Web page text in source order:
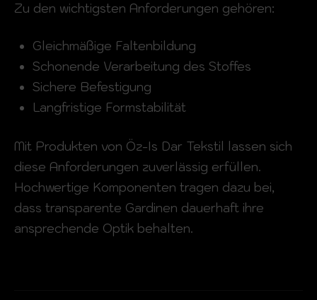
Zu den wichtigsten Anforderungen gehören:
Gleichmäßige Faltenbildung
Schonende Verarbeitung des Stoffes
Sichere Befestigung
Langfristige Formstabilität
Mit Produkten von Öz-Is Dar Tekstil lassen sich
diese Anforderungen zuverlässig erfüllen.
Hochwertige Komponenten tragen dazu bei,
dass transparente Gardinen dauerhaft ihre
ansprechende Optik behalten.